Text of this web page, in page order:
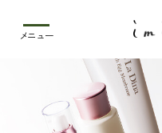
メニュー